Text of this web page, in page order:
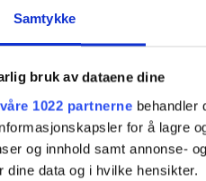
Samtykke
bruk av dataene dine
våre 1022 partnerne behandler
for å lagre
og innhold samt annonse-
dine data og i hvilke hensikter.
etter
Kan miste